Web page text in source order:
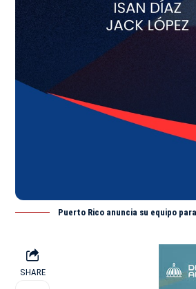
Puerto Rico anuncia su equipo
SHARE